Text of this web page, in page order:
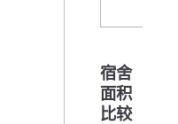
宿舍
面积
比较